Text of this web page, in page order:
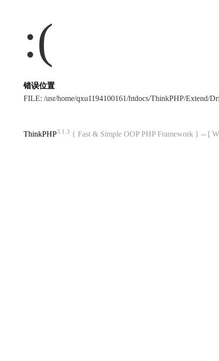
:(
错误位置
FILE: /usr/home/qxu1194100161/htdocs/ThinkPHP/
ThinkPHP3.1.3 { Fast & Simple OOP PHP Framework } -- [